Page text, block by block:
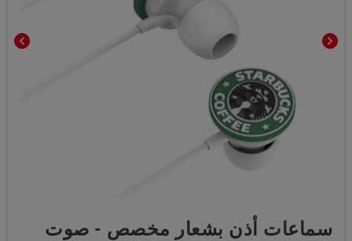
chevron_left chevron_right
سماعات أذن بشعار مخصص - صوت